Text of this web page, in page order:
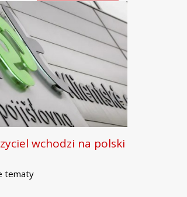
wchodzi na polski
tematy